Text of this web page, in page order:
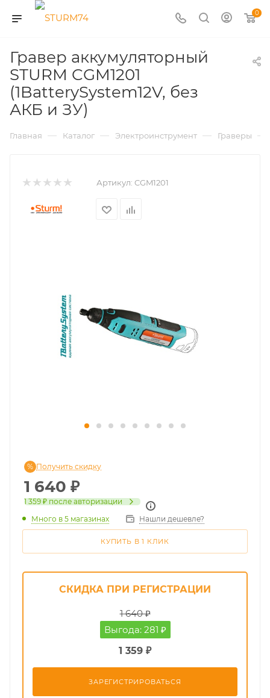
0
Гравер аккумуляторный
STURM CGM1201
(1BatterySystem12V, без
АКБ и ЗУ)
Главная — Каталог — Электроинструмент — Граверы —
Артикул: CGM1201
1 640 ₽
1 359 ₽ после авторизации
Получить скидку
Много в 5 магазинах Нашли дешевле?
КУПИТЬ В 1 КЛИК
СКИДКА ПРИ РЕГИСТРАЦИИ
1 640 ₽
Выгода: 281 ₽
1 359 ₽
ЗАРЕГИСТРИРОВАТЬСЯ